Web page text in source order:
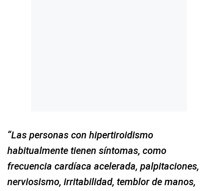
“Las personas con hipertiroidismo
habitualmente tienen síntomas, como
frecuencia cardíaca acelerada, palpitaciones,
nerviosismo, irritabilidad, temblor de manos,